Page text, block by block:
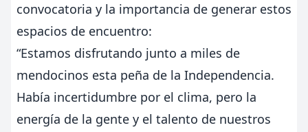
convocatoria y la importancia de generar estos
espacios de encuentro:
“Estamos disfrutando junto a miles de
mendocinos esta peña de la Independencia.
Había incertidumbre por el clima, pero la
energía de la gente y el talento de nuestros